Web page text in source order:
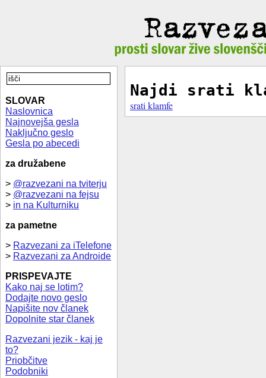
SLOVAR
Naslovnica
Najnovejša gesla
Naključno geslo
Gesla po abecedi
za družabene
> @razvezani na tviterju
> @razvezani na fejsu
> in na Kulturniku
za pametne
> Razvezani za iTelefone
> Razvezani za Androide
PRISPEVAJTE
Kako naj se lotim?
Dodajte novo geslo
Napišite nov članek
Dopolnite star članek
Razvezani jezik - kaj je
to?
Priobčitve
Podobniki
Najdi srati
srati klamfe